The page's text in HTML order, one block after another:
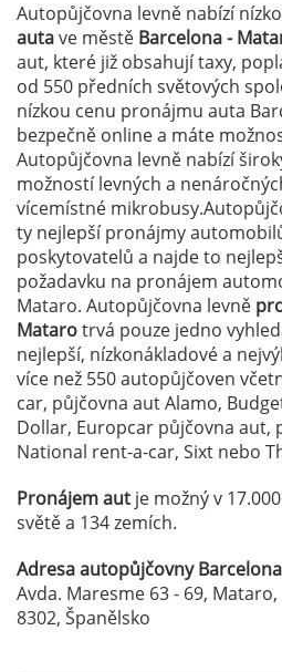
Autopůjčovna levně nabízí
autave městě Barcelona -
aut, které již obsahují taxy,
od 550 předních světových
nízkou cenu pronájmu auta
bezpečně online a máte
Autopůjčovna levně nabízí
možností levných a
vícemístné
ty nejlepší pronájmy
poskytovatelů a najde to
požadavku na pronájem
Mataro. Autopůjčovna levně
Matarotrvá pouze jedno
nejlepší, nízkonákladové a
více než 550 autopůjčoven
car, půjčovna aut Alamo,
Dollar, Europcar půjčovna aut,
National rent-a-car, Sixt nebo
Pronájem aut je možný v
světě a 134 zemích.
Adresa autopůjčovny
Avda. Maresme 63 - 69,
8302, Španělsko